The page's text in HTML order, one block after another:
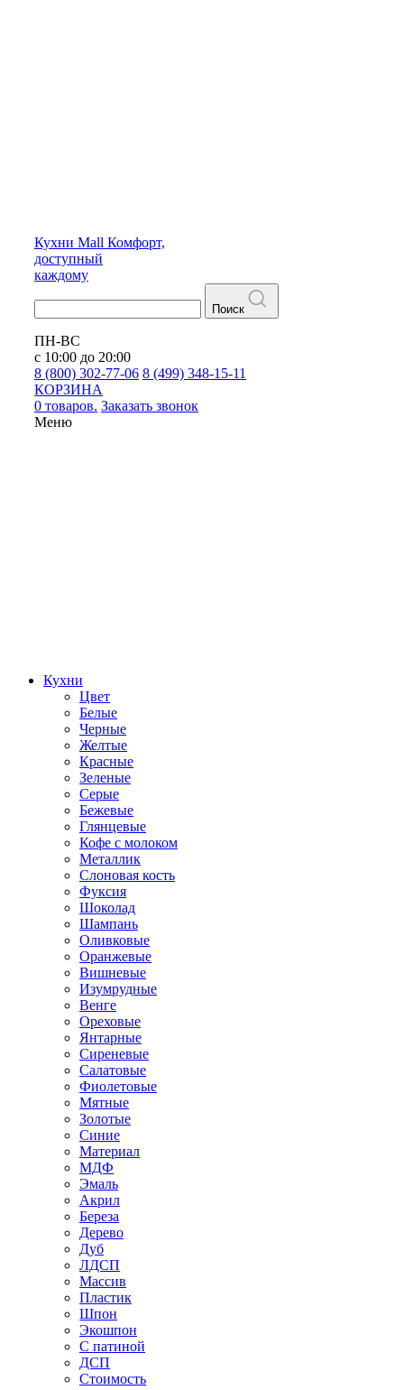
Кухни Mall Комфорт,
доступный
каждому
Поиск
ПН-ВС
с 10:00 до 20:00
8 (800) 302-77-06 8 (499) 348-15-11
КОРЗИНА
0 товаров. Заказать звонок
Меню
Кухни
Цвет
Белые
Черные
Желтые
Красные
Зеленые
Серые
Бежевые
Глянцевые
Кофе с молоком
Металлик
Слоновая кость
Фуксия
Шоколад
Шампань
Оливковые
Оранжевые
Вишневые
Изумрудные
Венге
Ореховые
Янтарные
Сиреневые
Салатовые
Фиолетовые
Мятные
Золотые
Синие
Материал
МДФ
Эмаль
Акрил
Береза
Дерево
Дуб
ЛДСП
Массив
Пластик
Шпон
Экошпон
С патиной
ДСП
Стоимость